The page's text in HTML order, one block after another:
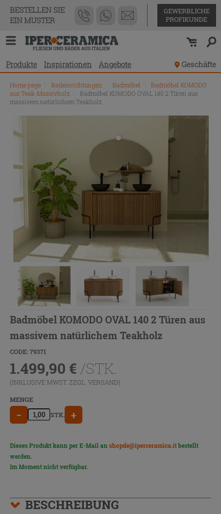
BESTELLEN SIE
EIN MUSTER
GEWERBLICHE
PROFIKUNDE
Produkte Inspirationen Angebote Geschäfte
Home page Badeinrichtungen Badmöbel
Badmöbel KOMODO
aus Teak-Massivholz
Badmöbel KOMODO OVAL 140 2 Türen aus
massivem natürlichem Teakholz
Badmöbel KOMODO OVAL 140 2 Türen aus
massivem natürlichem Teakholz
CODE: 79371
1.499,90 € /STK.
(INKLUSIVE MWST. ZZGL. VERSAND)
MENGE
− STK. +
Dieses Produkt kann per E-Mail anshopde@iperceramica.itbestellt
werden.
Im Moment nicht verfügbar.
BESCHREIBUNG